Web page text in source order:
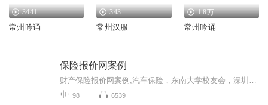
3441
常州吟诵
343
常州汉服
1.8万
常州吟诵
保险报价网案例
98 6539